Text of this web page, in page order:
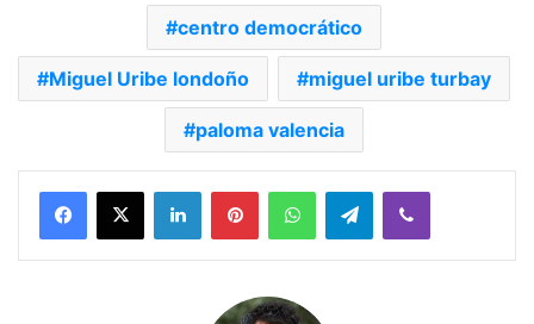
centro democrático
Miguel Uribe londoño miguel uribe turbay
paloma valencia
Facebook
X LinkedInPinterestWhatsAppTelegramViber